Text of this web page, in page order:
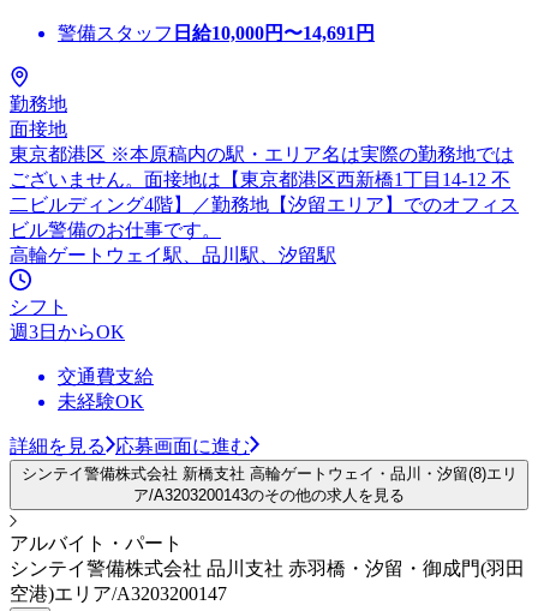
警備スタッフ 日給10,000円〜14,691 円
勤務地
面接地
東京都港区 ※本原稿内の駅・エリア名は実際の勤務地では
ございません。面接地は【東京都港区西新橋1丁目14-12 不
二ビルディング4階】／勤務地【汐留エリア】でのオフィス
ビル警備のお仕事です。
高輪ゲートウェイ駅、品川駅、汐留駅
シフト
週3日からOK
交通費支給
未経験OK
詳細を見る 応募画面に進む
シンテイ警備株式会社 新橋支社 高輪ゲートウェイ・品川・汐留(8)エリ
ア/A3203200143のその他の求人を見る
アルバイト・パート
シンテイ警備株式会社 品川支社 赤羽橋・汐留・御成門(羽田
空港)エリア/A3203200147